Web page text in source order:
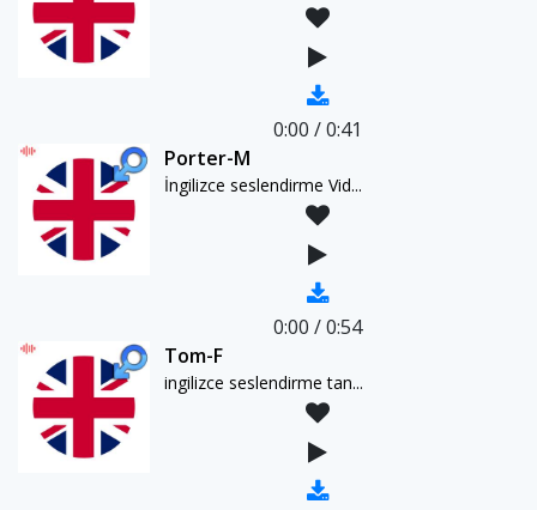
0:00 /0:41
Porter-M
İngilizce seslendirme Vid...
0:00 /0:54
Tom-F
ingilizce seslendirme tan...